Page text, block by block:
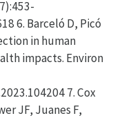
6. Barceló D, Picó
in human
impacts. Environ
7. Cox
JF, Juanes F,